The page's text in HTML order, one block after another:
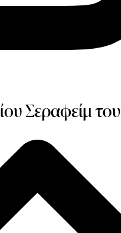
Σεραφείμ του